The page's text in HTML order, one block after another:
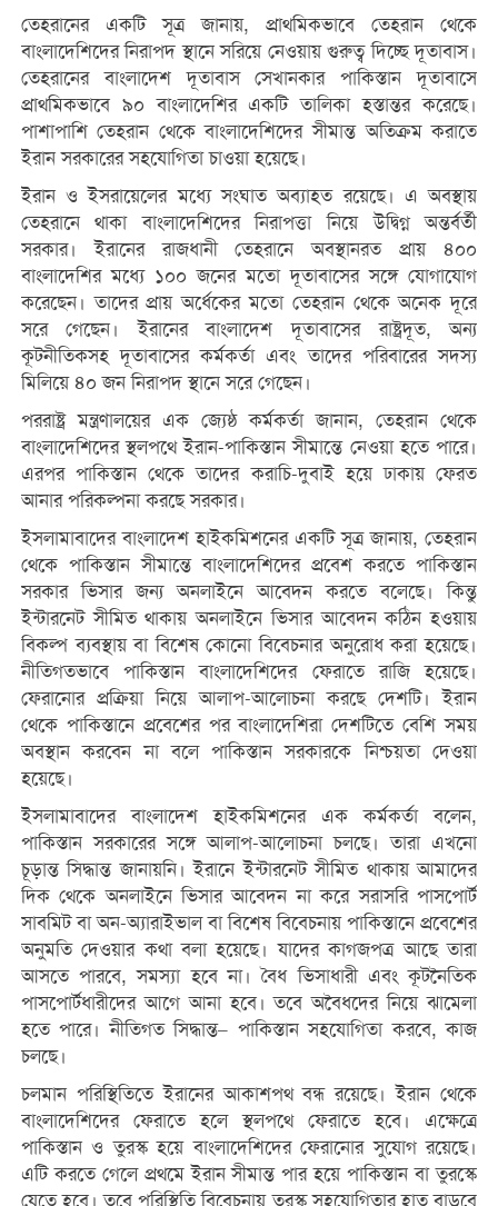
তেহরানের একটি সূত্র জানায়, প্রাথমিকভাবে তেহরান থেকে
বাংলাদেশিদের নিরাপদ স্থানে সরিয়ে নেওয়ায় গুরুত্ব দিচ্ছে দূতাবাস।
তেহরানের বাংলাদেশ দূতাবাস সেখানকার পাকিস্তান দূতাবাসে
প্রাথমিকভাবে ৯০ বাংলাদেশির একটি তালিকা হস্তান্তর করেছে।
পাশাপাশি তেহরান থেকে বাংলাদেশিদের সীমান্ত অতিক্রম করাতে
ইরান সরকারের সহযোগিতা চাওয়া হয়েছে।
ইরান ও ইসরায়েলের মধ্যে সংঘাত অব্যাহত রয়েছে। এ অবস্থায়
তেহরানে থাকা বাংলাদেশিদের নিরাপত্তা নিয়ে উদ্বিগ্ন অন্তর্বর্তী
সরকার। ইরানের রাজধানী তেহরানে অবস্থানরত প্রায় ৪০০
বাংলাদেশির মধ্যে ১০০ জনের মতো দূতাবাসের সঙ্গে যোগাযোগ
করেছেন। তাদের প্রায় অর্ধেকের মতো তেহরান থেকে অনেক দূরে
সরে গেছেন। ইরানের বাংলাদেশ দূতাবাসের রাষ্ট্রদূত, অন্য
কূটনীতিকসহ দূতাবাসের কর্মকর্তা এবং তাদের পরিবারের সদস্য
মিলিয়ে ৪০ জন নিরাপদ স্থানে সরে গেছেন।
পররাষ্ট্র মন্ত্রণালয়ের এক জ্যেষ্ঠ কর্মকর্তা জানান, তেহরান থেকে
বাংলাদেশিদের স্থলপথে ইরান-পাকিস্তান সীমান্তে নেওয়া হতে পারে।
এরপর পাকিস্তান থেকে তাদের করাচি-দুবাই হয়ে ঢাকায় ফেরত
আনার পরিকল্পনা করছে সরকার।
ইসলামাবাদের বাংলাদেশ হাইকমিশনের একটি সূত্র জানায়, তেহরান
থেকে পাকিস্তান সীমান্তে বাংলাদেশিদের প্রবেশ করতে পাকিস্তান
সরকার ভিসার জন্য অনলাইনে আবেদন করতে বলেছে। কিন্তু
ইন্টারনেট সীমিত থাকায় অনলাইনে ভিসার আবেদন কঠিন হওয়ায়
বিকল্প ব্যবস্থায় বা বিশেষ কোনো বিবেচনার অনুরোধ করা হয়েছে।
নীতিগতভাবে পাকিস্তান বাংলাদেশিদের ফেরাতে রাজি হয়েছে।
ফেরানোর প্রক্রিয়া নিয়ে আলাপ-আলোচনা করছে দেশটি। ইরান
থেকে পাকিস্তানে প্রবেশের পর বাংলাদেশিরা দেশটিতে বেশি সময়
অবস্থান করবেন না বলে পাকিস্তান সরকারকে নিশ্চয়তা দেওয়া
হয়েছে।
ইসলামাবাদের বাংলাদেশ হাইকমিশনের এক কর্মকর্তা বলেন,
পাকিস্তান সরকারের সঙ্গে আলাপ-আলোচনা চলছে। তারা এখনো
চূড়ান্ত সিদ্ধান্ত জানায়নি। ইরানে ইন্টারনেট সীমিত থাকায় আমাদের
দিক থেকে অনলাইনে ভিসার আবেদন না করে সরাসরি পাসপোর্ট
সাবমিট বা অন-অ্যারাইভাল বা বিশেষ বিবেচনায় পাকিস্তানে প্রবেশের
অনুমতি দেওয়ার কথা বলা হয়েছে। যাদের কাগজপত্র আছে তারা
আসতে পারবে, সমস্যা হবে না। বৈধ ভিসাধারী এবং কূটনৈতিক
পাসপোর্টধারীদের আগে আনা হবে। তবে অবৈধদের নিয়ে ঝামেলা
হতে পারে। নীতিগত সিদ্ধান্ত– পাকিস্তান সহযোগিতা করবে, কাজ
চলছে।
চলমান পরিস্থিতিতে ইরানের আকাশপথ বন্ধ রয়েছে। ইরান থেকে
বাংলাদেশিদের ফেরাতে হলে স্থলপথে ফেরাতে হবে। এক্ষেত্রে
পাকিস্তান ও তুরস্ক হয়ে বাংলাদেশিদের ফেরানোর সুযোগ রয়েছে।
এটি করতে গেলে প্রথমে ইরান সীমান্ত পার হয়ে পাকিস্তান বা তুরস্কে
যেতে হবে। তবে পরিস্থিতি বিবেচনায় তুরস্ক সহযোগিতার হাত বাড়বে